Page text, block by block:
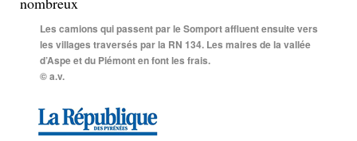
Les camions qui passent par le Somport affluent ensuite vers
les villages traversés par la RN 134. Les maires de la vallée
d’Aspe et du Piémont en font les frais.
© a.v.